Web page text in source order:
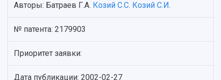
НАЗАД
Об университете
Ключевые факты
Новости
Бортжурнал
Образование
Абитуриенту
Научно-исследовательская деятельность
Научные школы и ведущие научные коллективы
Авторы: Батраев Г.А. Козий С.С. Козий С.И.
№ патента: 2179903
Приоритет заявки:
Дата публикации: 2002-02-27